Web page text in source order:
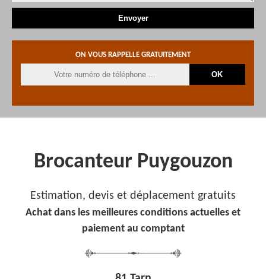
ON VOUS RAPPELLE GRATUITEMENT
Brocanteur Puygouzon
Estimation, devis et déplacement gratuits
Achat dans les meilleures conditions actuelles et
paiement au comptant